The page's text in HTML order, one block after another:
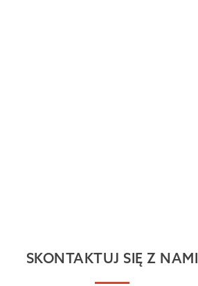
SKONTAKTUJ SIĘ Z NAMI